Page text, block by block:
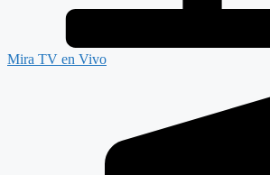
Mira TV en Vivo